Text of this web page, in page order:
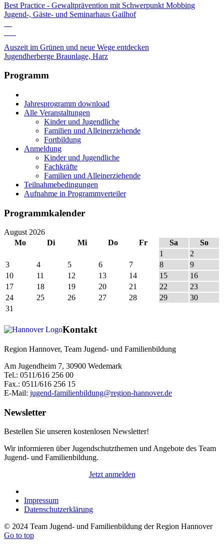
Best Practice - Gewaltprävention mit Schwerpunkt Mobbing
Jugend-, Gäste- und Seminarhaus Gailhof
Auszeit im Grünen und neue Wege entdecken
Jugendherberge Braunlage, Harz
Programm
Jahresprogramm download
Alle Veranstaltungen
Kinder und Jugendliche
Familien und Alleinerziehende
Fortbildung
Anmeldung
Kinder und Jugendliche
Fachkräfte
Familien und Alleinerziehende
Teilnahmebedingungen
Aufnahme in Programmverteiler
Programmkalender
August 2026
Mo
Di Mi Do Fr Sa
So
1
2
3
4 5 6 7 8
9
10
11 12 13 14 15
16
17
18 19 20 21 22
23
24
25 26 27 28 29
30
31
Kontakt
Region Hannover, Team Jugend- und Familienbildung
Am Jugendheim 7, 30900 Wedemark
Tel.: 0511/616 256 00
Fax.: 0511/616 256 15
E-Mail: jugend-familienbildung@region-hannover.de
Newsletter
Bestellen Sie unseren kostenlosen Newsletter!
Wir informieren über Jugendschutzthemen und Angebote des Team
Jugend- und Familienbildung.
Jetzt anmelden
Impressum
Datenschutzerklärung
© 2024 Team Jugend- und Familienbildung der Region Hannover
Go to top